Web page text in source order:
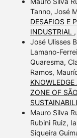
Tanno, José
DESAFIOS E
INDUSTRIAL ,
José Ulisses
Lamano-
Quaresma,
Ramos,
ZONE OF
Mauro Silva
Rubini Ruiz,
Siqueira